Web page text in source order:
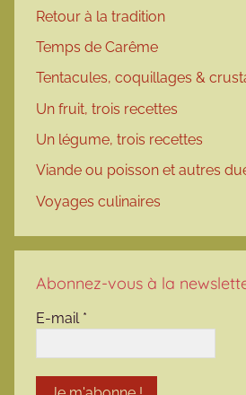
Retour à la tradition
Temps de Carême
Tentacules, coquillages &
Un fruit, trois recettes
Un légume, trois recettes
Viande ou poisson et autres
Voyages culinaires
Abonnez-vous à la
E-mail *